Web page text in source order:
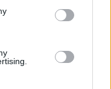
relacje, śledź ulubioną ligę i
odbędzie się w ramach 24.
zostanie rozegrane w dniu